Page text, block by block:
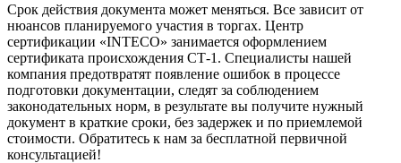
Срок действия документа может меняться. Все зависит от
нюансов планируемого участия в торгах. Центр
сертификации «INTECO» занимается оформлением
сертификата происхождения СТ-1. Специалисты нашей
компания предотвратят появление ошибок в процессе
подготовки документации, следят за соблюдением
законодательных норм, в результате вы получите нужный
документ в краткие сроки, без задержек и по приемлемой
стоимости. Обратитесь к нам за бесплатной первичной
консультацией!